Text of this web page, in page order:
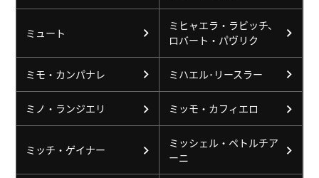
ミュート
ミヒャエラ・ラビッチ、
ロバート・パヴリク
ミモ・カンパナレ ミハエル･リースラー
ミノ・ランジエリ ミッモ・カフィエロ
ミッチ・ゲイナー
ミッシェル・ペトルチア
ーニ